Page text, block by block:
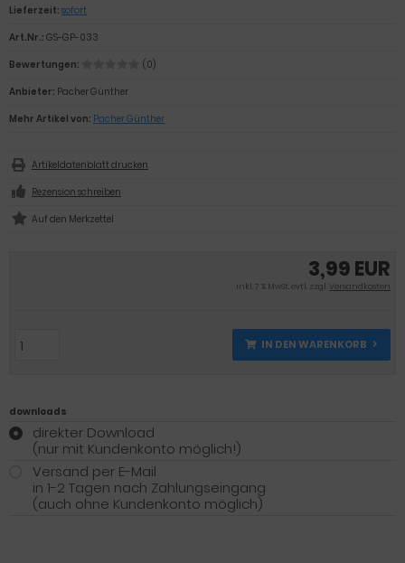
3,99 EUR
inkl. 7 % MwSt. evtl. zzgl.Versandkosten
IN DEN WARENKORB
Lieferzeit: sofort
Art.Nr.: GS-GP-033
Bewertungen:
(0)
Anbieter: Pacher Günther
Mehr Artikel von: Pacher Günther
Artikeldatenblatt drucken
Rezension schreiben
downloads
direkter Download
(nur mit Kundenkonto möglich!)
Versand per E-Mail
in 1-2 Tagen nach Zahlungseingang
(auch ohne Kundenkonto möglich)